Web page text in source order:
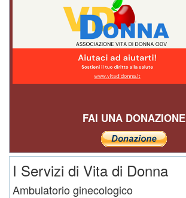
FAI UNA DONAZIONE
I Servizi di Vita di Donna
Ambulatorio ginecologico